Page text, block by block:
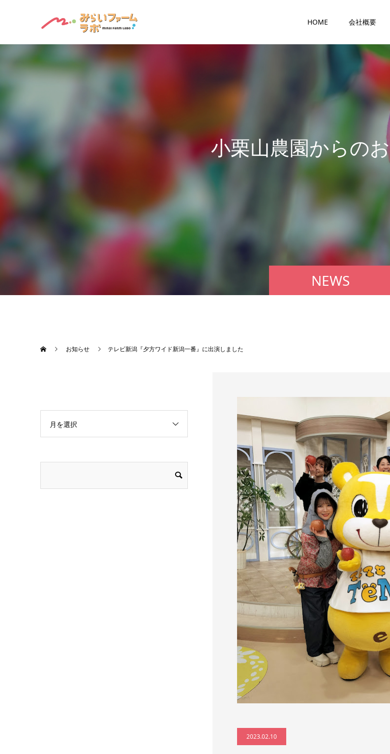
HOME 会社概要
NEWS
小栗山農園からのお
お知らせ テレビ新潟『夕方ワイド新潟一番』に出演しました
2023.02.10
月を選択